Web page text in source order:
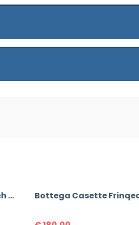
Bottega Veneta The Pouch Mini Bag